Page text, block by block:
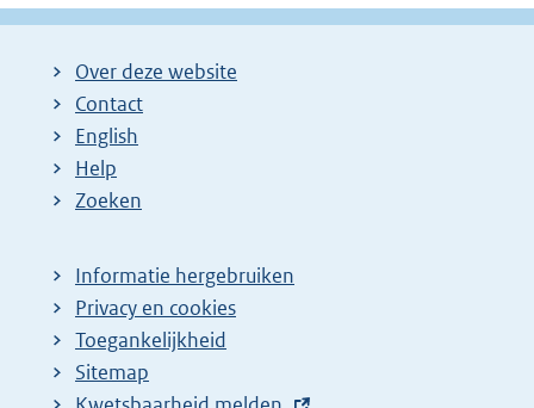
Over deze website
Contact
English
Help
Zoeken
Informatie hergebruiken
Privacy en cookies
Toegankelijkheid
Sitemap